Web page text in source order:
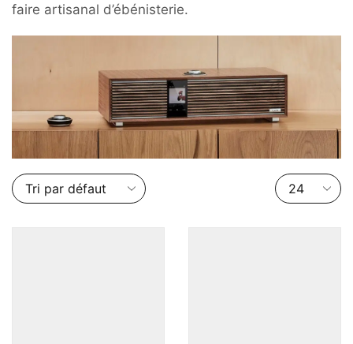
faire artisanal d’ébénisterie.
Nombre
de